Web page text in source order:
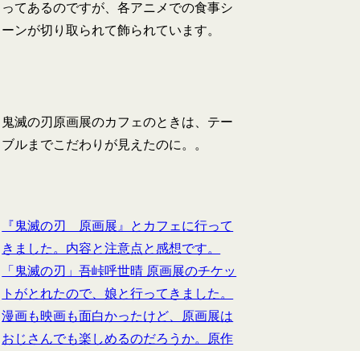
ってあるのですが、各アニメでの食事シ
ーンが切り取られて飾られています。
鬼滅の刃原画展のカフェのときは、テー
ブルまでこだわりが見えたのに。。
『鬼滅の刃 原画展』とカフェに行って
きました。内容と注意点と感想です。
「鬼滅の刃」吾峠呼世晴 原画展のチケッ
トがとれたので、娘と行ってきました。
漫画も映画も面白かったけど、原画展は
おじさんでも楽しめるのだろうか。原作